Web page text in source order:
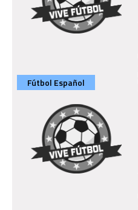
Fútbol Español